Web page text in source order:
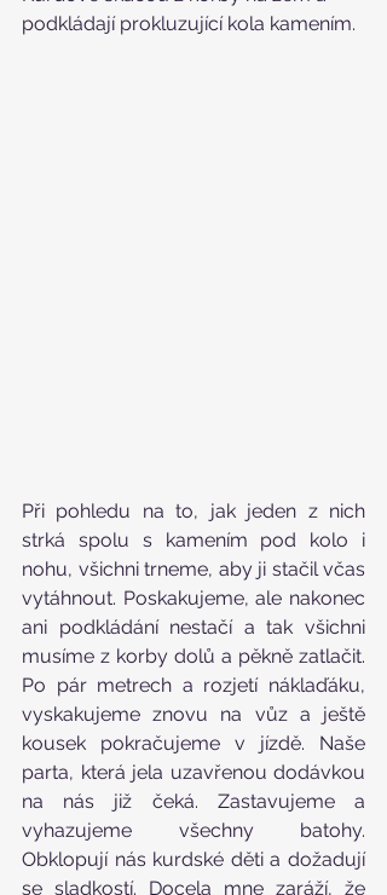
podkládají prokluzující kola kamením.
Při pohledu na to, jak jeden z nich
strká spolu s kamením pod kolo i
nohu, všichni trneme, aby ji stačil včas
vytáhnout. Poskakujeme, ale nakonec
ani podkládání nestačí a tak všichni
musíme z korby dolů a pěkně zatlačit.
Po pár metrech a rozjetí náklaďáku,
vyskakujeme znovu na vůz a ještě
kousek pokračujeme v jízdě. Naše
parta, která jela uzavřenou dodávkou
na nás již čeká. Zastavujeme a
vyhazujeme všechny batohy.
Obklopují nás kurdské děti a dožadují
se sladkostí. Docela mne zaráží, že